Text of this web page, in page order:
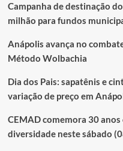
Campanha de destinação
milhão para fundos
Anápolis avança no
Método Wolbachia
Dia dos Pais: sapatênis e
variação de preço em
CEMAD comemora 30
diversidade neste sábado